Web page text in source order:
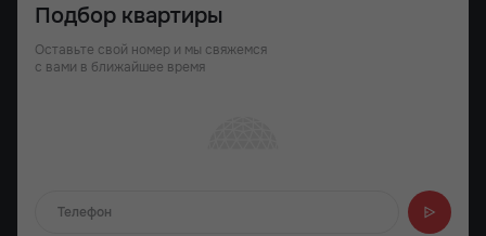
Подбор квартиры
Оставьте свой номер и мы свяжемся
с вами в ближайшее время